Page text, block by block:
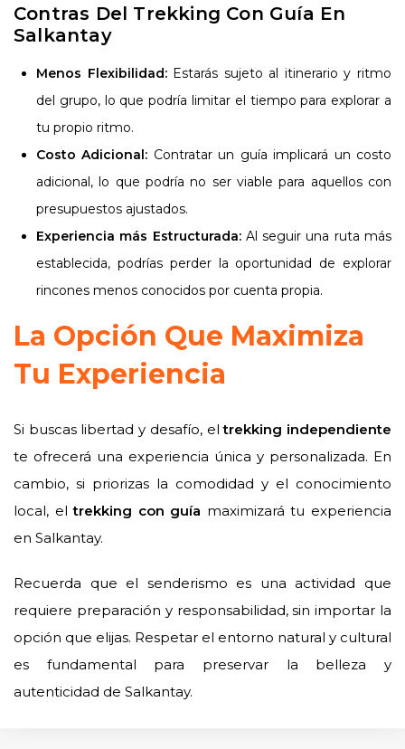
Contras Del Trekking Con Guía En
Salkantay
Menos Flexibilidad:Estarás sujeto al itinerario y ritmo
del grupo, lo que podría limitar el tiempo para explorar a
tu propio ritmo.
Costo Adicional: Contratar un guía implicará un costo
adicional, lo que podría no ser viable para aquellos con
presupuestos ajustados.
Experiencia más Estructurada:Al seguir una ruta más
establecida, podrías perder la oportunidad de explorar
rincones menos conocidos por cuenta propia.
La Opción Que Maximiza
Tu Experiencia
Si buscas libertad y desafío, eltrekking independiente
te ofrecerá una experiencia única y personalizada. En
cambio, si priorizas la comodidad y el conocimiento
local, eltrekking con guía maximizará tu experiencia
en Salkantay.
Recuerda que el senderismo es una actividad que
requiere preparación y responsabilidad, sin importar la
opción que elijas. Respetar el entorno natural y cultural
es fundamental para preservar la belleza y
autenticidad de Salkantay.